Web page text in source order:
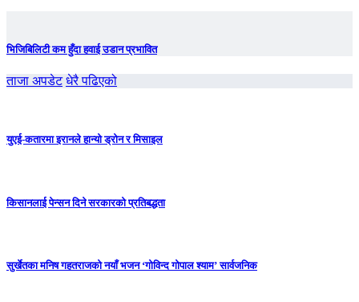
भिजिबिलिटी कम हुँदा हवाई उडान प्रभावित
ताजा अपडेट धेरै पढिएको
युएई-कतारमा इरानले हान्यो ड्रोन र मिसाइल
किसानलाई पेन्सन दिने सरकारको प्रतिबद्धता
सुर्खेतका मनिष गहतराजको नयाँ भजन ‘गोविन्द गोपाल श्याम’ सार्वजनिक